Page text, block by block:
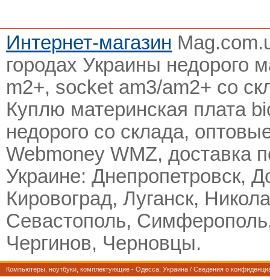
Интернет-магазин
городах Украины недорого
m2+, socket am3/am2+ со
Куплю материнская плата
недорого со склада,
Webmoney WMZ, доставка
Украине: Днепропетровск,
Кировоград, Луганск,
Севастополь,
Чергинов, Черновцы.
Компьютеры, ноутбуки, комплектующие - Одесса, Украина / Сведения о